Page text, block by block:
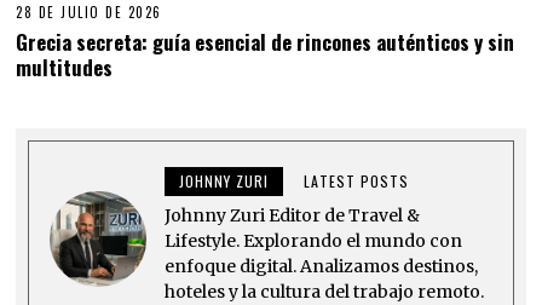
28 DE JULIO DE 2026
Grecia secreta: guía esencial de rincones auténticos y sin
multitudes
JOHNNY ZURI LATEST POSTS
Johnny Zuri Editor de Travel &
Lifestyle. Explorando el mundo con
enfoque digital. Analizamos destinos,
hoteles y la cultura del trabajo remoto.